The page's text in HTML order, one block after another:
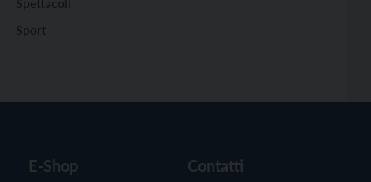
Sport
E-Shop Contatti